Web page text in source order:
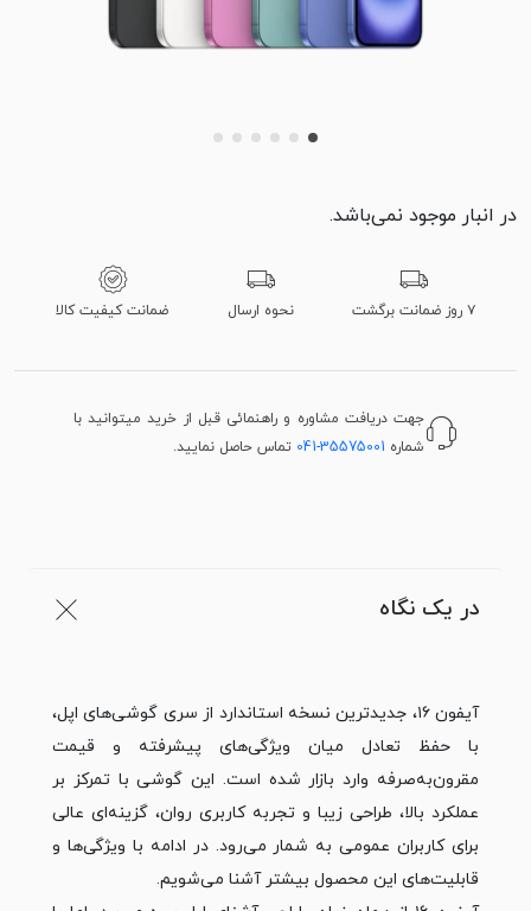
در انبار موجود نمی‌باشد.
۷ روز ضمانت برگشت نحوه ارسال ضمانت کیفیت کالا
جهت دریافت مشاوره و راهنمائی قبل از خرید میتوانید با
شماره 041-35575001 تماس حاصل نمایید.
در یک نگاه
آیفون ۱۶، جدیدترین نسخه استاندارد از سری گوشی‌های اپل،
با حفظ تعادل میان ویژگی‌های پیشرفته و قیمت
مقرون‌به‌صرفه وارد بازار شده است. این گوشی با تمرکز بر
عملکرد بالا، طراحی زیبا و تجربه کاربری روان، گزینه‌ای عالی
برای کاربران عمومی به شمار می‌رود. در ادامه با ویژگی‌ها و
قابلیت‌های این محصول بیشتر آشنا می‌شویم.